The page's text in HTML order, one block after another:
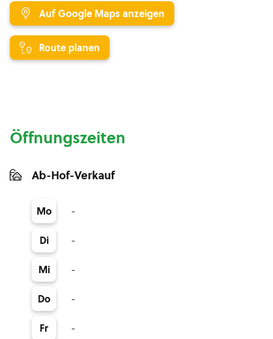
Auf Google Maps anzeigen
Route planen
Öffnungszeiten
Ab-Hof-Verkauf
Mo -
Di -
Mi -
Do -
Fr -